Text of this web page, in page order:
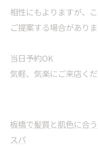
相性にもよりますが、
ご提案する場合があり
当日予約OK
気軽、気楽にご来店く
板橋で髪質と肌色に合
スパ